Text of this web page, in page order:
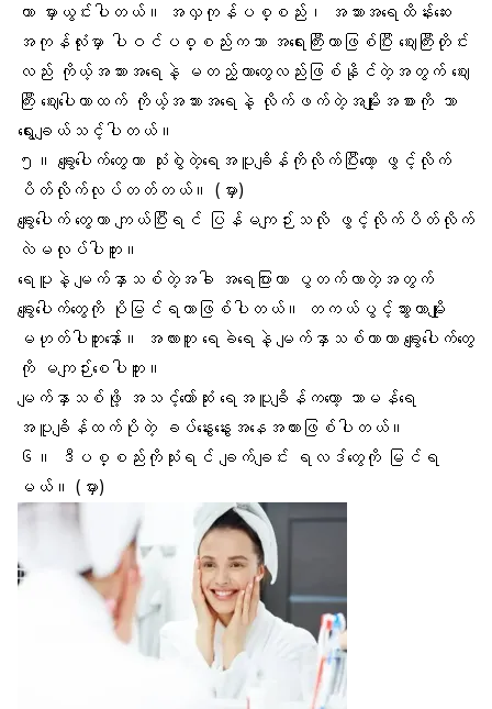
ဟာ မှားယွင်းပါတယ်။ အလှကုန်ပစ္စည်း၊ အသားအရေထိန်းဆေး
အကုန်လုံးမှာ ပါဝင်ပစ္စည်းကသာ အရေးကြီးတာဖြစ်ပြီး ဈေးကြီးတိုင်း
လည်း ကိုယ့်အသားအရေနဲ့ မတည့်တာတွေလည်းဖြစ်နိုင်တဲ့အတွက် ဈေး
ကြီး ဈေးပေါတာထက် ကိုယ့်အသားအရေနဲ့ လိုက်ဖက်တဲ့အမျိုးအစားကို သာ
ရွေးချယ်သင့်ပါတယ်။
၅။ ချွေးပေါက်တွေဟာ သုံးစွဲတဲ့ရေအပူချိန်ကိုလိုက်ပြီးတော့ ဖွင့်လိုက်
ပိတ်လိုက်လုပ်တတ်တယ်။ (မှား)
ချွေးပေါက်တွေဟာ ကျယ်ပြီးရင် ပြန်မကျဉ်းသလို ဖွင့်လိုက်ပိတ်လိုက်
လဲမလုပ်ပါဘူး။
ရေပူနဲ့ မျက်နှာသစ်တဲ့အခါ အရေပြားဟာ ပွတက်လာတဲ့အတွက်
ချွေးပေါက်တွေကို ပိုမြင်ရတာဖြစ်ပါတယ်။ တကယ်ပွင့်သွားတာမျိုး
မဟုတ်ပါဘူးနော်။ အလားတူ ရေခဲရေနဲ့ မျက်နှာသစ်တာဟာ ချွေးပေါက်တွေ
ကို မကျဉ်းစေပါဘူး။
မျက်နှာသစ်ဖို့ အသင့်တော်ဆုံး ရေအပူချိန်ကတော့ သာမန်ရေ
အပူချိန်ထက်ပိုတဲ့ ခပ်နွေးနွေးအနေအထားဖြစ်ပါတယ်။
၆။ ဒီပစ္စည်းကိုသုံးရင် ချက်ချင်း ရလဒ်တွေကို မြင်ရ
မယ်။ (မှား)